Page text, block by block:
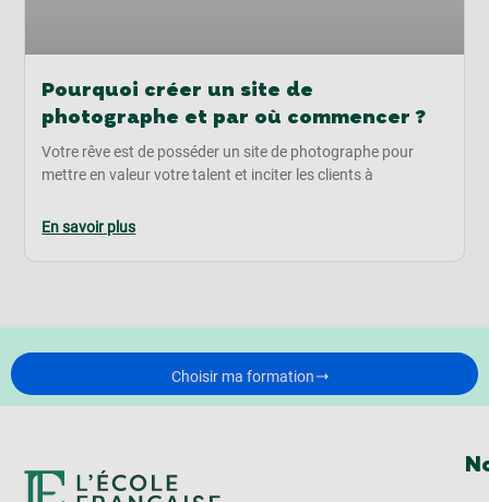
Pourquoi créer un site de
photographe et par où commencer ?
Votre rêve est de posséder un site de photographe pour
mettre en valeur votre talent et inciter les clients à
En savoir plus
Choisir ma formation